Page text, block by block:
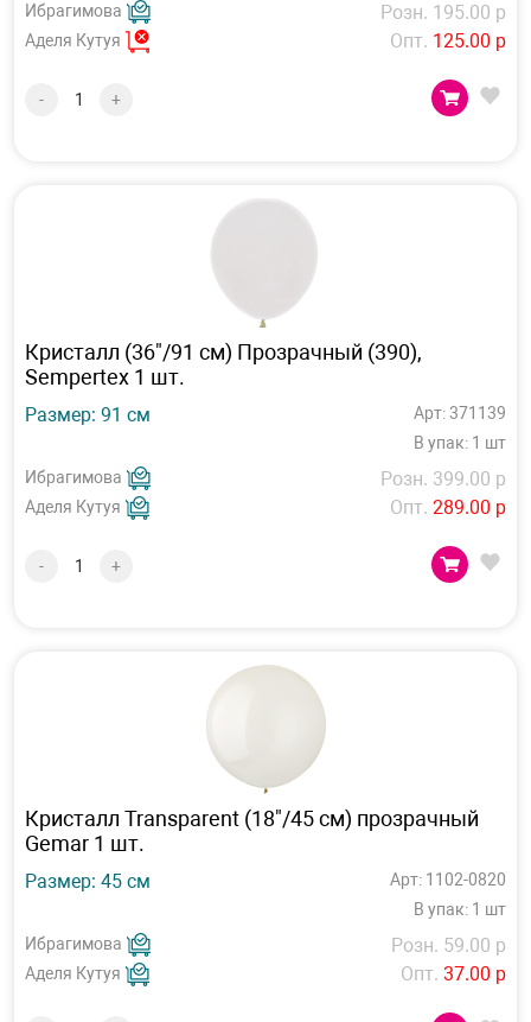
Ибрагимова
Аделя Кутуя
Розн. 195.00 р
Опт. 125.00 р
- +
Кристалл (36"/91 см) Прозрачный (390),
Sempertex 1 шт.
Размер: 91 см
Арт: 371139
В упак: 1 шт
Ибрагимова
Аделя Кутуя
Розн. 399.00 р
Опт. 289.00 р
- +
Кристалл Transparent (18"/45 см) прозрачный
Gemar 1 шт.
Размер: 45 см
Арт: 1102-0820
В упак: 1 шт
Ибрагимова
Аделя Кутуя
Розн. 59.00 р
Опт. 37.00 р